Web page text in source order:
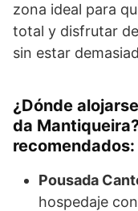
zona ideal para
total y disfrutar
sin estar
¿Dónde
da
recomendados:
Pousada
hospedaje